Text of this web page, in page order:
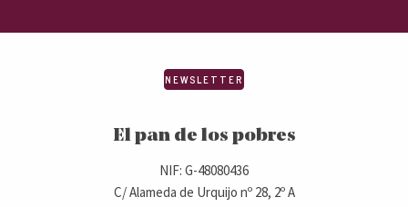
El pan de los pobres
NIF: G-48080436
C/ Alameda de Urquijo nº 28, 2º A
NEWSLETTER